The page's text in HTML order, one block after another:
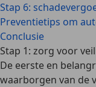
Stap 6:
Preventietips om
Conclusie
Stap 1: zorg voor
De eerste en
waarborgen van de